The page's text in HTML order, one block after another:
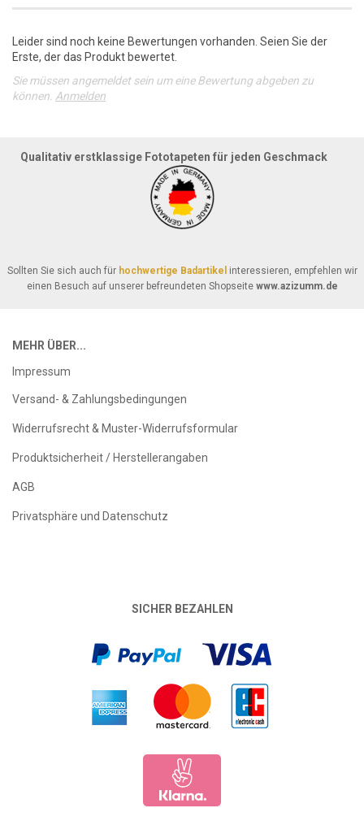
Leider sind noch keine Bewertungen vorhanden. Seien Sie der
Erste, der das Produkt bewertet.
Sie müssen angemeldet sein um eine Bewertung abgeben zu
können. Anmelden
Qualitativ erstklassige Fototapeten für jeden Geschmack
Sollten Sie sich auch für hochwertige Badartikel interessieren, empfehlen wir
einen Besuch auf unserer befreundeten Shopseite www.azizumm.de
MEHR ÜBER...
Impressum
Versand- & Zahlungsbedingungen
Widerrufsrecht & Muster-Widerrufsformular
Produktsicherheit / Herstellerangaben
AGB
Privatsphäre und Datenschutz
SICHER BEZAHLEN